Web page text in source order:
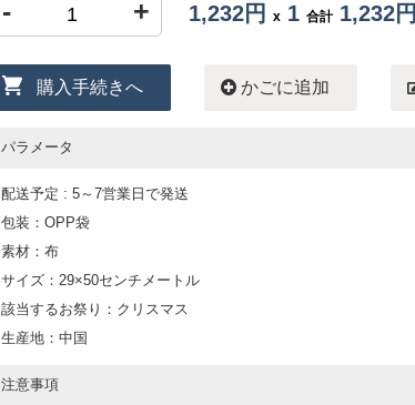
- + 1,232円 x 1 合計1,232円
購入手続きへ かごに追加
パラメータ
配送予定 : 5～7営業日で発送
包装：OPP袋
素材：布
サイズ：29×50センチメートル
該当するお祭り：クリスマス
生産地：中国
注意事項